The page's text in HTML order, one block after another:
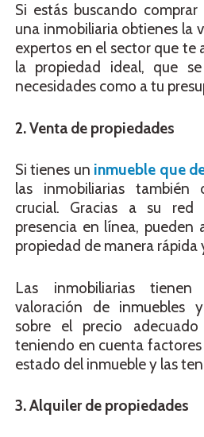
Si estás buscando
una inmobiliaria obtienes la
expertos en el sector que te
la propiedad ideal, que
necesidades como a tu
2. Venta de propiedades
Si tienes un inmueble que
las inmobiliarias también
crucial. Gracias a su
presencia en línea, pueden
propiedad de manera rápida
Las inmobiliarias
valoración de inmuebles
sobre el precio
teniendo en cuenta
estado del inmueble y las
3. Alquiler de propiedades